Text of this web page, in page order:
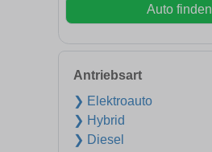
Auto finden
Antriebsart
❯ Elektroauto
❯ Hybrid
❯ Diesel